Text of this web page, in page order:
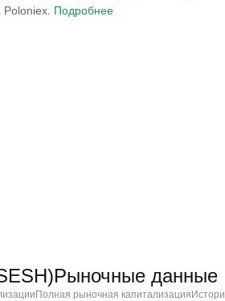
Подробнее
данные
Полная рыночная капитализация